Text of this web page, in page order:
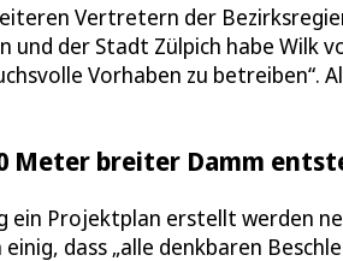
Vertretern der
und der Stadt Zülpich habe Wilk
Vorhaben zu betreiben“.
Meter breiter Damm
ein Projektplan erstellt werden
dass „alle denkbaren